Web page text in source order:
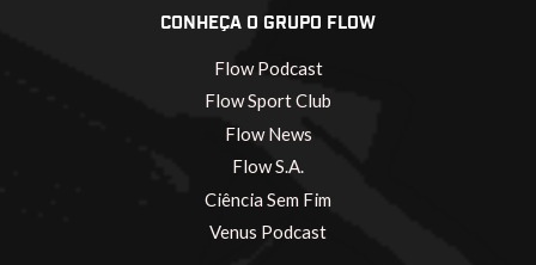
CONHEÇA O GRUPO FLOW
Flow Podcast
Flow Sport Club
Flow News
Flow S.A.
Ciência Sem Fim
Venus Podcast